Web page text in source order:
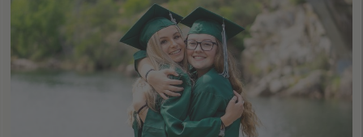
Stuttgart
Jugendbildungsmesse JuBi
ONLINE